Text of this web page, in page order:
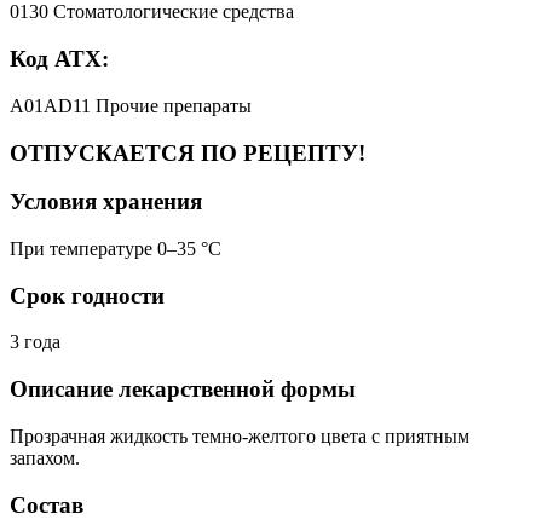
0130 Стоматологические средства
Код АТХ:
A01AD11 Прочие препараты
ОТПУСКАЕТСЯ ПО РЕЦЕПТУ!
Условия хранения
При температуре 0–35 °C
Срок годности
3 года
Описание лекарственной формы
Прозрачная жидкость темно-желтого цвета с приятным
запахом.
Состав